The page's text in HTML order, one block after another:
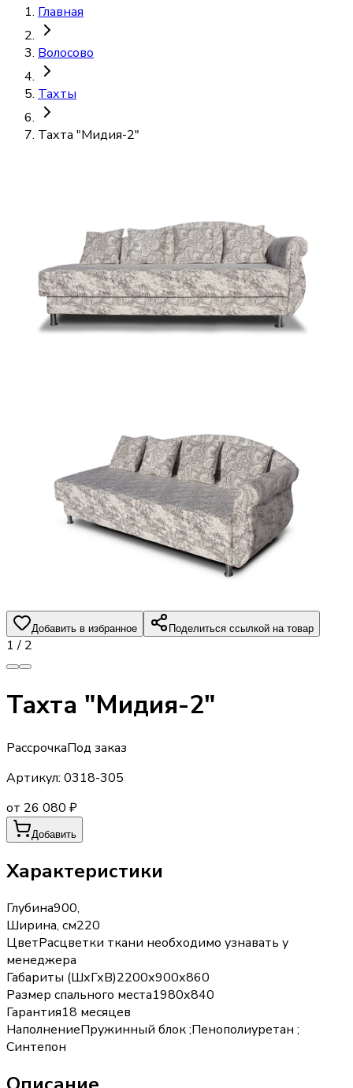
Главная
Волосово
Тахты
Тахта "Мидия-2"
Добавить в избранное Поделиться ссылкой на товар
1 / 2
Тахта "Мидия-2"
РассрочкаПод заказ
Артикул: 0318-305
от 26 080 ₽
Добавить
Характеристики
Глубина900,
Ширина, см220
ЦветРасцветки ткани необходимо узнавать у
менеджера
Габариты (ШхГхВ)2200х900х860
Размер спального места1980х840
Гарантия18 месяцев
НаполнениеПружинный блок ;Пенополиуретан ;
Синтепон